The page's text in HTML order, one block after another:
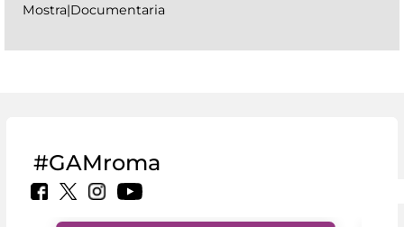
Mostra|Documentaria
#GAMroma